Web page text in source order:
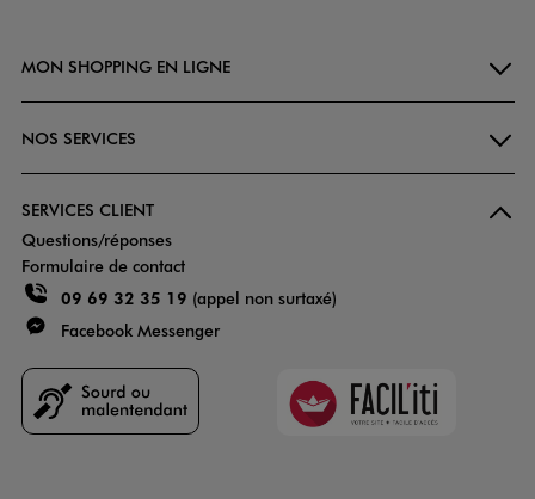
MON SHOPPING EN LIGNE
NOS SERVICES
SERVICES CLIENT
Questions/réponses
Formulaire de contact
09 69 32 35 19 (appel non surtaxé)
Facebook Messenger
Faciliti